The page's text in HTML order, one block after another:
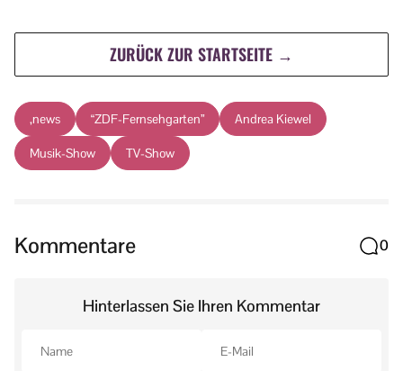
ZURÜCK ZUR STARTSEITE →
,news “ZDF-Fernsehgarten” Andrea Kiewel
Musik-Show TV-Show
Kommentare 0
Hinterlassen Sie Ihren Kommentar